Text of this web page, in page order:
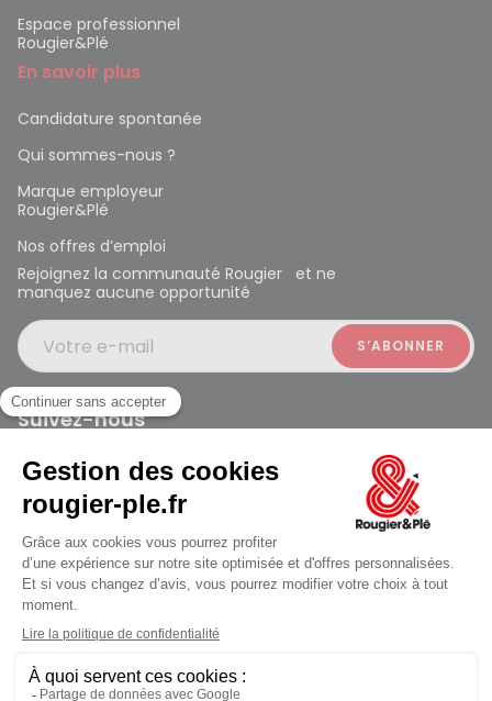
Espace professionnel
Rougier&Plé
En savoir plus
Candidature spontanée
Qui sommes-nous ?
Marque employeur
Rougier&Plé
Nos offres d’emploi
Rejoignez la communauté Rougier et ne
manquez aucune opportunité
Votre e-mail
Suivez-nous
Rougier et Plé 2024 Copyright
Mentions légales
Conditions générales des ventes